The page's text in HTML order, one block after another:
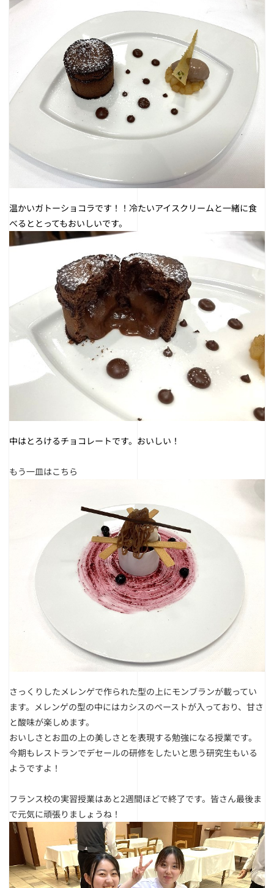
温かいガトーショコラです！！冷たいアイスクリームと一緒に食
べるととってもおいしいです。
中はとろけるチョコレートです。おいしい！
もう一皿はこちら
さっくりしたメレンゲで作られた型の上にモンブランが載ってい
ます。メレンゲの型の中にはカシスのペーストが入っており、甘さ
と酸味が楽しめます。
おいしさとお皿の上の美しさとを表現する勉強になる授業です。
今期もレストランでデセールの研修をしたいと思う研究生もいる
ようですよ！
フランス校の実習授業はあと2週間ほどで終了です。皆さん最後ま
で元気に頑張りましょうね！